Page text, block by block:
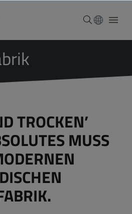
TROCKEN’
MUSS